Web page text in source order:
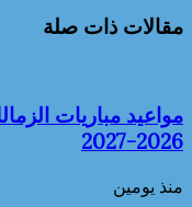
مقالات ذات صلة
مواعيد مباريات
2026-2027
منذ يومين